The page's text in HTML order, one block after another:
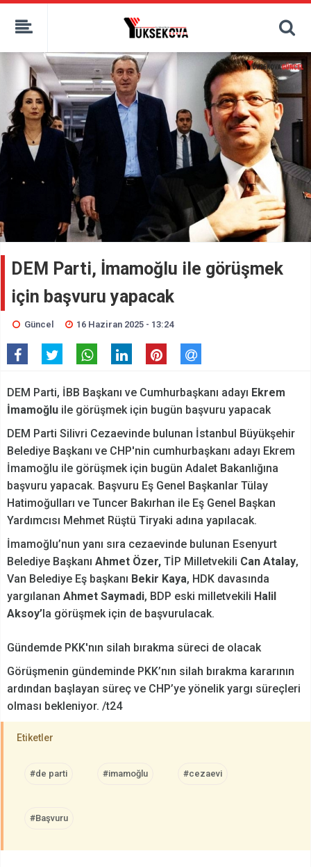
kaçak bahis
deneme bonusu
canlı bahis siteleri
deneme bonusu veren siteler
bahis siteleri
porno izle
DEM Parti, İmamoğlu ile görüşmek
için başvuru yapacak
Güncel 16 Haziran 2025 - 13:24
DEM Parti, İBB Başkanı ve Cumhurbaşkanı adayı Ekrem
İmamoğlu ile görüşmek için bugün başvuru yapacak
DEM Parti Silivri Cezaevinde bulunan İstanbul Büyükşehir
Belediye Başkanı ve CHP'nin cumhurbaşkanı adayı Ekrem
İmamoğlu ile görüşmek için bugün Adalet Bakanlığına
başvuru yapacak. Başvuru Eş Genel Başkanlar Tülay
Hatimoğulları ve Tuncer Bakırhan ile Eş Genel Başkan
Yardımcısı Mehmet Rüştü Tiryaki adına yapılacak.
İmamoğlu’nun yanı sıra cezaevinde bulunan Esenyurt
Belediye Başkanı Ahmet Özer, TİP Milletvekili Can Atalay,
Van Belediye Eş başkanı Bekir Kaya, HDK davasında
yargılanan Ahmet Saymadi, BDP eski milletvekili Halil
Aksoy’ la görüşmek için de başvurulacak.
Gündemde PKK'nın silah bırakma süreci de olacak
Görüşmenin gündeminde PKK’nın silah bırakma kararının
ardından başlayan süreç ve CHP’ye yönelik yargı süreçleri
olması bekleniyor. /t24
Etiketler
#de parti #imamoğlu #cezaevi
#Başvuru